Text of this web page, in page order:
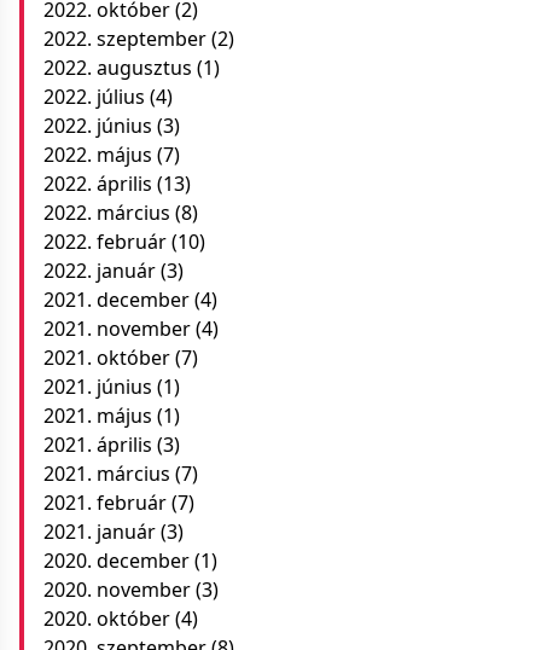
2022. október(2)
2022. szeptember(2)
2022. augusztus (1)
2022. július (4)
2022. június (3)
2022. május (7)
2022. április (13)
2022. március (8)
2022. február(10)
2022. január(3)
2021. december(4)
2021. november(4)
2021. október(7)
2021. június (1)
2021. május (1)
2021. április (3)
2021. március (7)
2021. február(7)
2021. január(3)
2020. december(1)
2020. november(3)
2020. október(4)